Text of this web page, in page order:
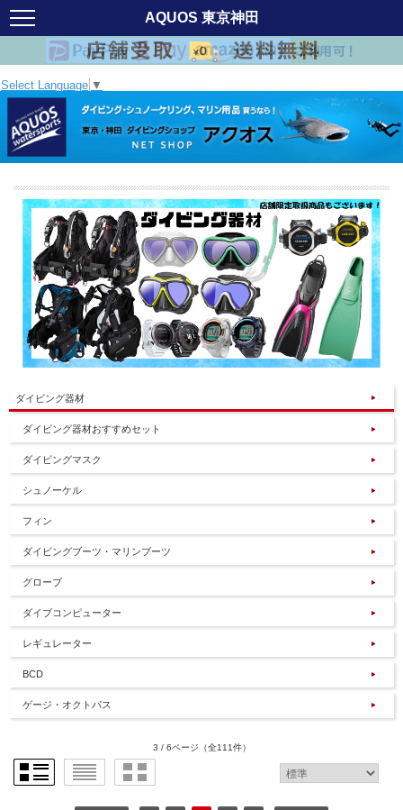
AQUOS 東京神田
Select Language ▼
ダイビング器材
ダイビング器材おすすめセット
ダイビングマスク
シュノーケル
フィン
ダイビングブーツ・マリンブーツ
グローブ
ダイブコンピューター
レギュレーター
BCD
ゲージ・オクトパス
3 / 6ページ （全111件）